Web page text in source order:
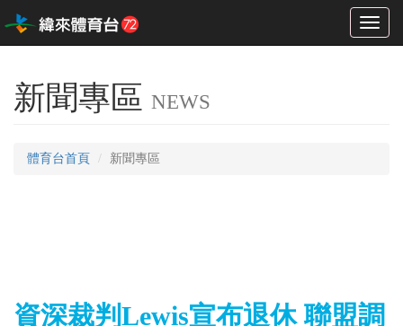
Toggle
新聞專區 NEWS
體育台首頁 新聞專區
資深裁判Lewis宣布退休 聯盟調